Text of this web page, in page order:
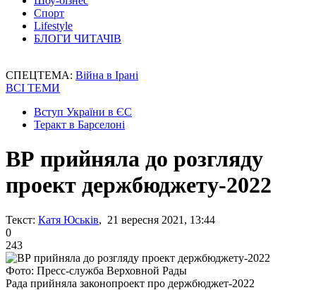
Спорт
Lifestyle
БЛОГИ ЧИТАЧІВ
СПЕЦТЕМА: Війна в Ірані
ВСІ ТЕМИ
Вступ України в ЄС
Теракт в Барселоні
ВР прийняла до розгляду
проект держбюджету-2022
Текст: Катя Юськів, 21 вересня 2021, 13:44
0
243
Фото: Пресс-служба Верховной Рады
Рада прийняла законопроект про держбюджет-2022